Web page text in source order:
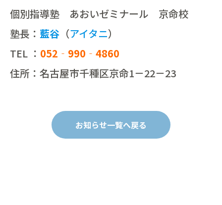
個別指導塾 あおいゼミナール 京命校
塾長： 藍谷 （アイタニ）
TEL ： 052‐990‐4860
住所：名古屋市千種区京命1－22－23
お知らせ一覧へ戻る